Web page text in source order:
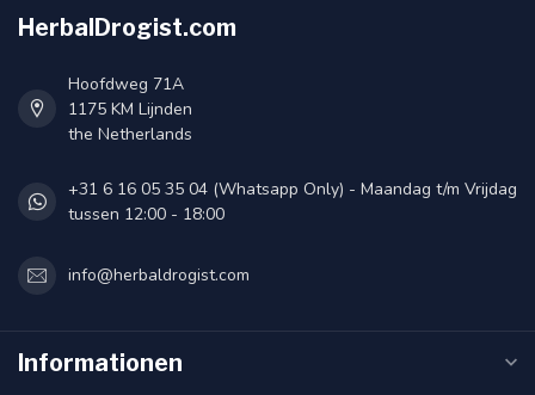
HerbalDrogist.com
Hoofdweg 71A
1175 KM Lijnden
the Netherlands
+31 6 16 05 35 04 (Whatsapp Only) - Maandag t/m Vrijdag
tussen 12:00 - 18:00
info@herbaldrogist.com
Informationen